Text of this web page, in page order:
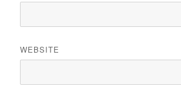
WEBSITE